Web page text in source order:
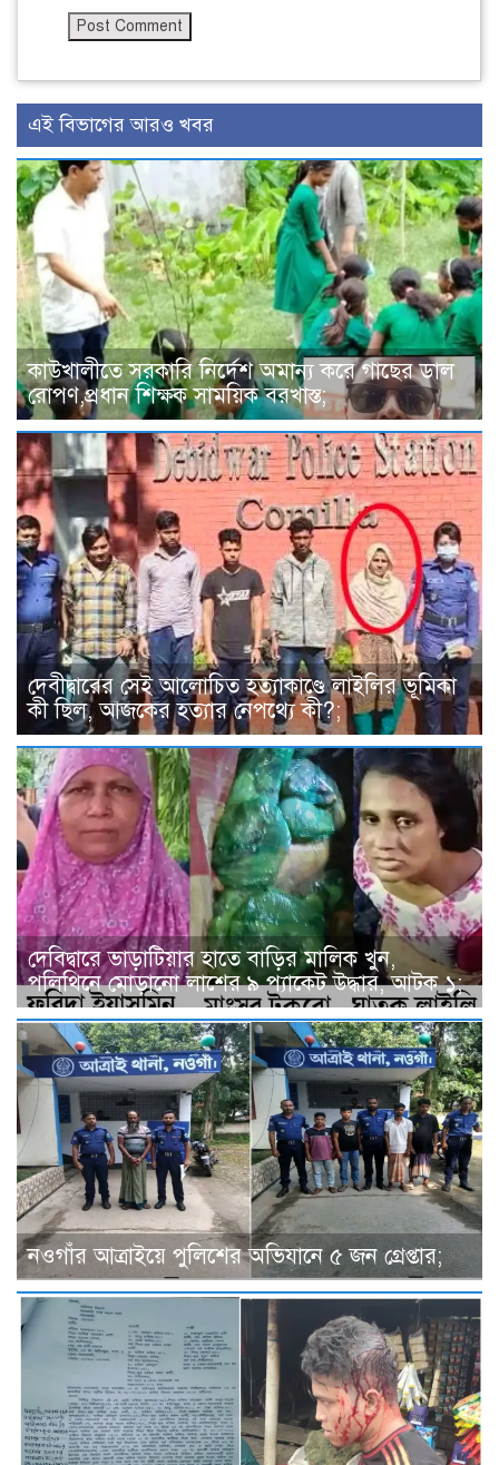
এই বিভাগের আরও খবর
কাউখালীতে সরকারি নির্দেশ অমান্য করে গাছের ডাল
রোপণ,প্রধান শিক্ষক সাময়িক বরখাস্ত;
দেবীদ্বারের সেই আলোচিত হত্যাকাণ্ডে লাইলির ভূমিকা
কী ছিল, আজকের হত্যার নেপথ্যে কী?;
দেবিদ্বারে ভাড়াটিয়ার হাতে বাড়ির মালিক খুন,
পলিথিনে মোড়ানো লাশের ৯ প্যাকেট উদ্ধার, আটক ১;
নওগাঁর আত্রাইয়ে পুলিশের অভিযানে ৫ জন গ্রেপ্তার;